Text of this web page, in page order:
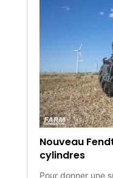
Nouveau
cylindres
Pour donner une